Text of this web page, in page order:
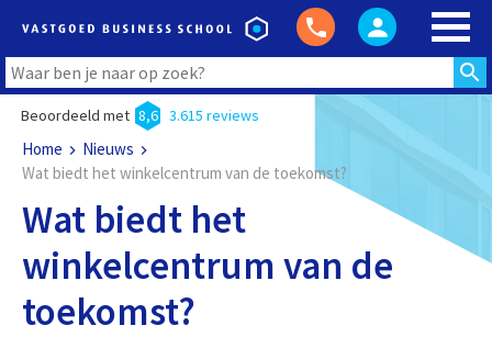
Beoordeeld met 8,6 3.615 reviews
Home
Nieuws
Wat biedt het winkelcentrum van de toekomst?
Wat biedt het
winkelcentrum van de
toekomst?